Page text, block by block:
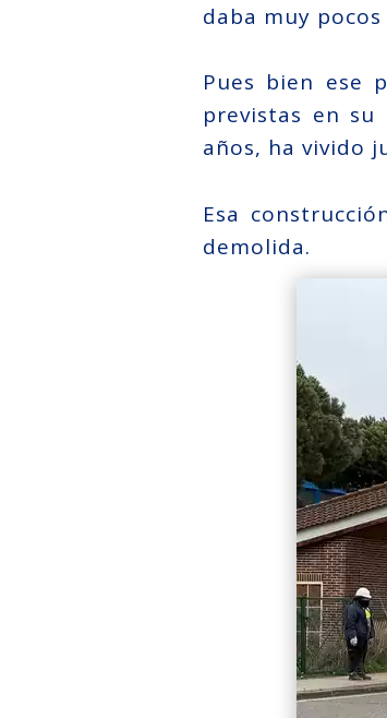
daba muy
Pues bien ese
previstas en
años, ha vivido
Esa
demolida.